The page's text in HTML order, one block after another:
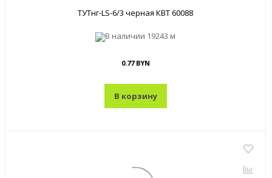
ТУТнг-LS-6/3 черная КВТ 60088
В наличии 19243 м
0.77 BYN
В корзину